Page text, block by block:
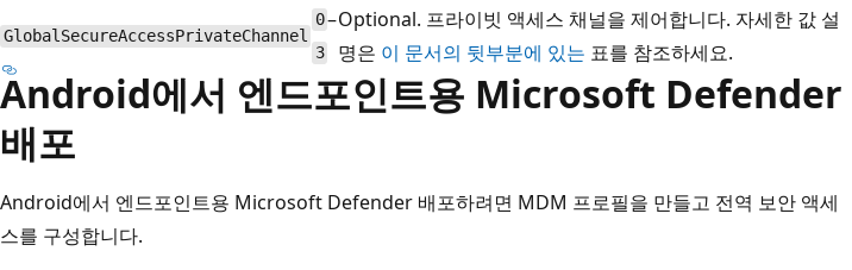
GlobalSecureAccessPrivateChannel
0–
3
Optional. 프라이빗 액세스 채널을 제어합니다. 자세한 값 설
명은 이 문서의 뒷부분에 있는 표를 참조하세요.
Android에서 엔드포인트용 Microsoft Defender
배포
Android에서 엔드포인트용 Microsoft Defender 배포하려면 MDM 프로필을 만들고 전역 보안 액세
스를 구성합니다.